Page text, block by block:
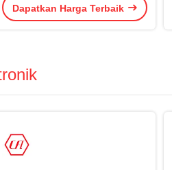
Dapatkan Harga Terbaik